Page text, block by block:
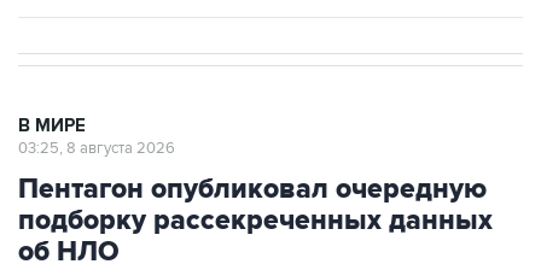
В МИРЕ
03:25, 8 августа 2026
Пентагон опубликовал очередную
подборку рассекреченных данных
об НЛО